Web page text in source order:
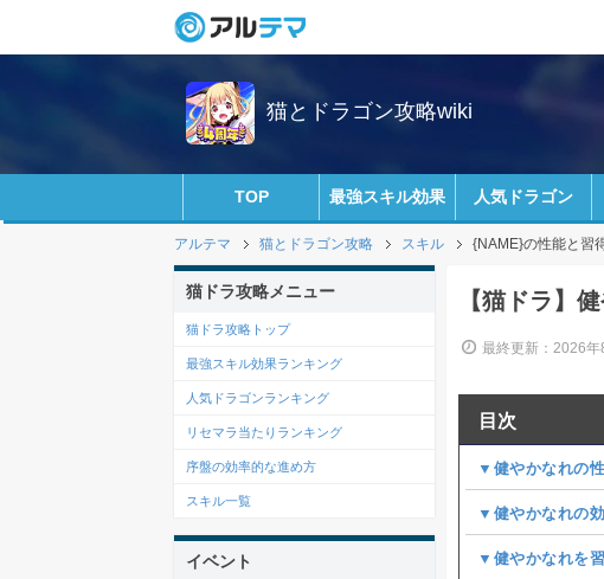
猫とドラゴン攻略wiki
TOP 最強スキル効果 人気ドラゴン
アルテマ 猫とドラゴン攻略 スキル {NAME}の性能と習
【猫ドラ】
最終更新：2026
目次
▼健やかなれの
▼健やかなれの
▼健やかなれを
猫ドラ攻略メニュー
猫ドラ攻略トップ
最強スキル効果ランキング
人気ドラゴンランキング
リセマラ当たりランキング
序盤の効率的な進め方
スキル一覧
イベント